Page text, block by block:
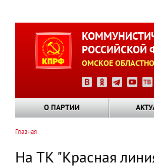
РОССИЙСКОЙ
ОМСКОЕ
О ПАРТИИ
навигации
Главная
На ТК "Красная